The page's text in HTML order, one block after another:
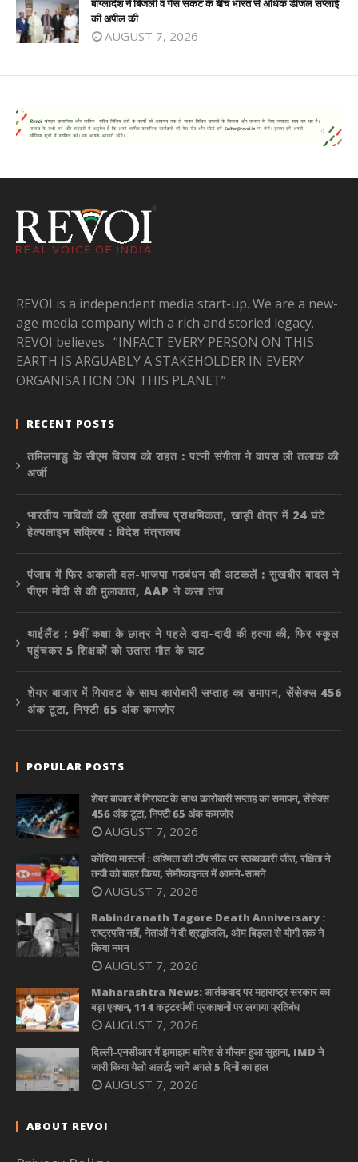
बांग्लादेश ने बिजली व गैस संकट के बीच भारत से अधिक डीजल सप्लाई
की अपील की
AUGUST 7, 2026
REVOI is a independent media start-up. We are a new-
age media company with a rich and storied legacy.
REVOI believes : “INFACT EVERY PERSON ON THIS
EARTH IS ARGUABLY A STAKEHOLDER IN EVERY
ORGANISATION ON THIS PLANET”
RECENT POSTS
तमिलनाडु के सीएम विजय को राहत : पत्नी संगीता ने वापस ली तलाक की
अर्जी
भारतीय नाविकों की सुरक्षा सर्वोच्च प्राथमिकता, खाड़ी क्षेत्र में 24 घंटे
हेल्पलाइन सक्रिय : विदेश मंत्रालय
पंजाब में फिर अकाली दल-भाजपा गठबंधन की अटकलें : सुखबीर बादल ने
पीएम मोदी से की मुलाकात, AAP ने कसा तंज
थाईलैंड : 9वीं कक्षा के छात्र ने पहले दादा-दादी की हत्या की, फिर स्कूल
पहुंचकर 5 शिक्षकों को उतारा मौत के घाट
शेयर बाजार में गिरावट के साथ कारोबारी सप्ताह का समापन, सेंसेक्स 456
अंक टूटा, निफ्टी 65 अंक कमजोर
POPULAR POSTS
शेयर बाजार में गिरावट के साथ कारोबारी सप्ताह का समापन, सेंसेक्स
456 अंक टूटा, निफ्टी 65 अंक कमजोर
AUGUST 7, 2026
कोरिया मास्टर्स : अश्मिता की टॉप सीड पर स्तब्धकारी जीत, रक्षिता ने
तन्वी को बाहर किया, सेमीफाइनल में आमने-सामने
AUGUST 7, 2026
Rabindranath Tagore Death Anniversary :
राष्ट्रपति नहीं, नेताओं ने दी श्रद्धांजलि, ओम बिड़ला से योगी तक ने
किया नमन
AUGUST 7, 2026
Maharashtra News: आतंकवाद पर महाराष्ट्र सरकार का
बड़ा एक्शन, 114 कट्टरपंथी प्रकाशनों पर लगाया प्रतिबंध
AUGUST 7, 2026
दिल्ली-एनसीआर में झमाझम बारिश से मौसम हुआ सुहाना, IMD ने
जारी किया येलो अलर्ट; जानें अगले 5 दिनों का हाल
AUGUST 7, 2026
ABOUT REVOI